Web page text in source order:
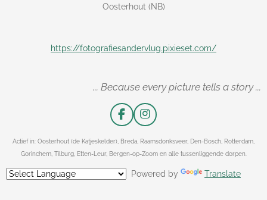
Oosterhout (NB)
https://fotografiesandervlug.pixieset.com/
... Because every picture tells a story ...
F
a
c
e
o
o
I
n
s
t
g
Actief in: Oosterhout (de Katjeskelder), Breda, Raamsdonksveer, Den-Bosch, Rotterdam,
Gorinchem, Tilburg, Etten-Leur, Bergen-op-Zoom en alle tussenliggende dorpen.
Powered by Translate